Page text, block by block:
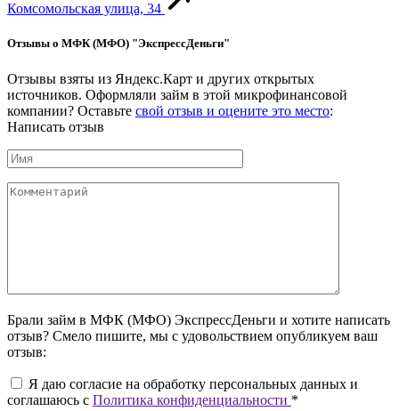
Комсомольская улица, 34
Отзывы о МФК (МФО) "ЭкспрессДеньги"
Отзывы взяты из Яндекс.Карт и других открытых
источников. Оформляли займ в этой микрофинансовой
компании? Оставьте свой отзыв и оцените это место:
Написать отзыв
Брали займ в МФК (МФО) ЭкспрессДеньги и хотите написать
отзыв? Смело пишите, мы с удовольствием опубликуем ваш
отзыв:
Я даю согласие на обработку персональных данных и
соглашаюсь c Политика конфиденциальности *